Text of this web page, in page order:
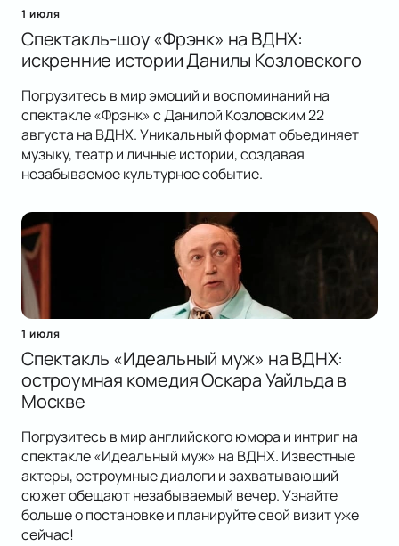
1 июля
Спектакль-шоу «Фрэнк» на ВДНХ:
искренние истории Данилы Козловского
Погрузитесь в мир эмоций и воспоминаний на
спектакле «Фрэнк» с Данилой Козловским 22
августа на ВДНХ. Уникальный формат объединяет
музыку, театр и личные истории, создавая
незабываемое культурное событие.
1 июля
Спектакль «Идеальный муж» на ВДНХ:
остроумная комедия Оскара Уайльда в
Москве
Погрузитесь в мир английского юмора и интриг на
спектакле «Идеальный муж» на ВДНХ. Известные
актеры, остроумные диалоги и захватывающий
сюжет обещают незабываемый вечер. Узнайте
больше о постановке и планируйте свой визит уже
сейчас!